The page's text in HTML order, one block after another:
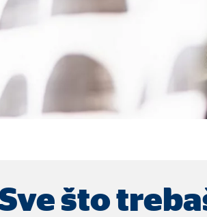
Sve što
kolačići
prikupljaju podatke anonimno. Ovi nam
Prikupljanje